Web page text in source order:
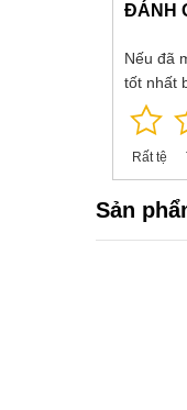
ĐÁNH
Nếu đã
tốt nhất
Rất tệ
Sản